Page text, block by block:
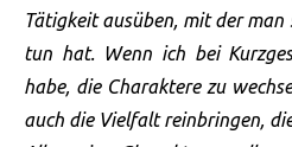
Tätigkeit ausüben, mit der
tun hat. Wenn ich bei
habe, die Charaktere zu
auch die Vielfalt reinbringen,